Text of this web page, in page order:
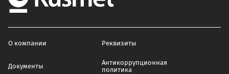
О компании Реквизиты
Документы
Антикоррупционная
политика